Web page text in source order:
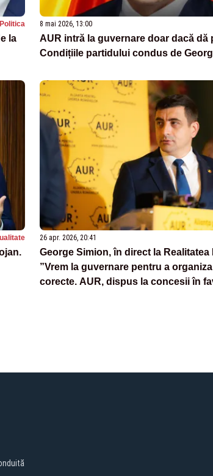
Politica
la
8 mai 2026, 13:00
AUR intră la guvernare doar dacă dă
Condițiile partidului condus de
26 apr. 2026, 20:41
George Simion, în direct la Realitatea
”Vrem la guvernare pentru a
corecte. AUR, dispus la concesii în